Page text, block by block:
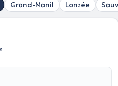
Grand-Manil Lonzée